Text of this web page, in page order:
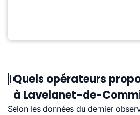
Quels opérateurs
à Lavelanet-de-
Selon les données du dernier